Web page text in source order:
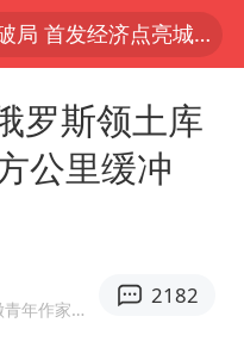
判支付5.67亿美元
47岁妈妈突然产女 26岁女儿：很震惊
日本广岛民众举行游行反对政府行径
罗斯领土库
公里缓冲
·安徽青年作家协会作家 优质军事领域创作者
2182